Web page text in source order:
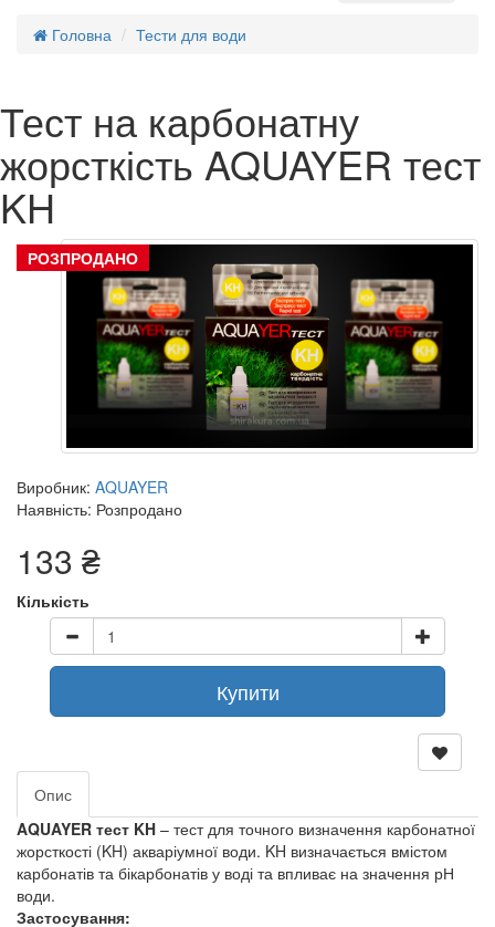
Головна Тести для води
Тест на карбонатну
жорсткість AQUAYER тест
KH
РОЗПРОДАНО
Виробник: AQUAYER
Наявність: Розпродано
133 ₴
Кількість
Купити
Опис
AQUAYER тест KH – тест для точного визначення карбонатної
жорсткості (KH) акваріумної води. KH визначається вмістом
карбонатів та бікарбонатів у воді та впливає на значення рН
води.
Застосування: